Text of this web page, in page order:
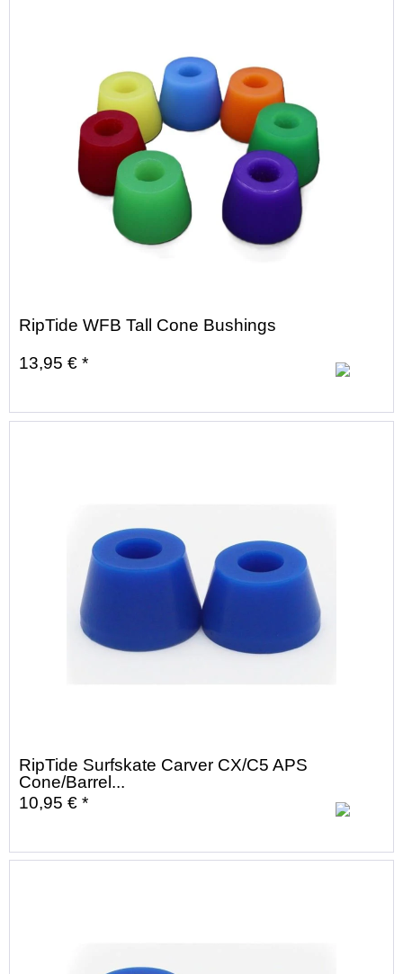
RipTide WFB Tall Cone Bushings
13,95 € *
RipTide Surfskate Carver CX/C5 APS
Cone/Barrel...
10,95 € *